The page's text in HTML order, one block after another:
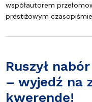
współautorem
prestiżowym
Ruszył
– wyjedź na
kwerendę!